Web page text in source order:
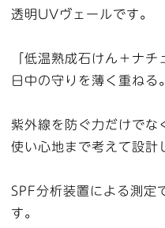
透明UVヴェールです。
「低温熟成石けん＋ナチ
日中の守りを薄く重ねる。
紫外線を防ぐ力だけでな
使い心地まで考えて設計
SPF分析装置による測定
す。